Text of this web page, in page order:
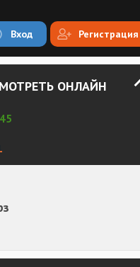
Вход Регистрация
ОНЛАЙН